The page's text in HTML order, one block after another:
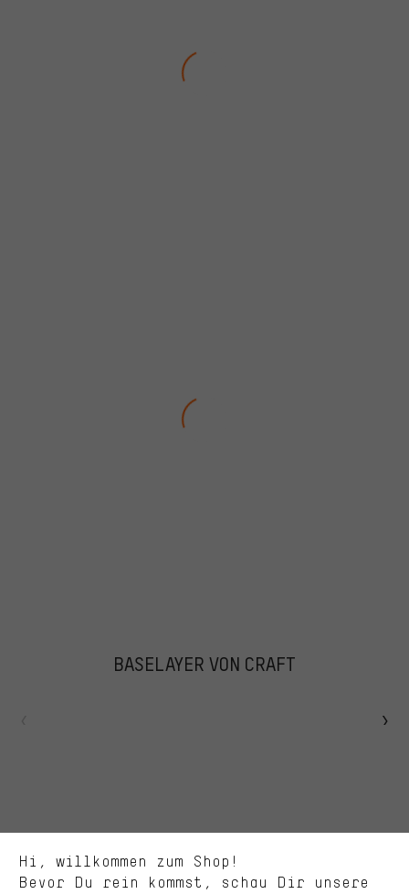
BASELAYER VON CRAFT
Hi, willkommen zum Shop!
Bevor Du rein kommst, schau Dir unsere
Uns interessiert, was Du in unserem Shop suchst und brauchst.
selbst Einfluss auf die Verbesserung unserer Webseite und
unseres Shop-Angebots.